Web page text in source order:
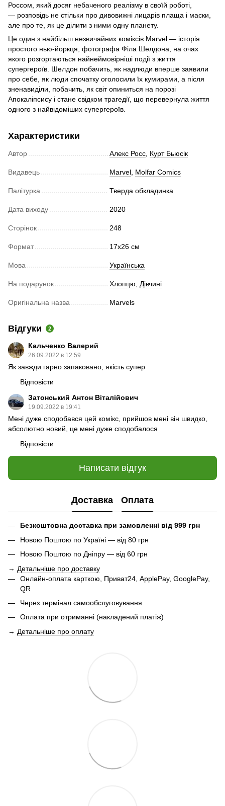
Россом, який досяг небаченого реалізму в своїй роботі,
— розповідь не стільки про дивовижні лицарів плаща і маски,
але про те, як це ділити з ними одну планету.
Це один з найбільш незвичайних коміксів Marvel — історія
простого нью-йоркця, фотографа Філа Шелдона, на очах
якого розгортаються найнеймовірніші події з життя
супергероїв. Шелдон побачить, як надлюди вперше заявили
про себе, як люди спочатку оголосили їх кумирами, а після
зненавиділи, побачить, як світ опиниться на порозі
Апокаліпсису і стане свідком трагедії, що перевернула життя
одного з найвідоміших супергероїв.
Характеристики
Автор Алекс Росс, Курт Бьюсік
Видавець Marvel, Molfar Comics
Палітурка Тверда обкладинка
Дата виходу 2020
Сторінок 248
Формат 17х26 см
Мова Українська
На подарунок Хлопцю, Дівчині
Оригінальна назва Marvels
Відгуки 2
Кальченко Валерий
26.09.2022 в 12:59
Як завжди гарно запаковано, якість супер
Відповісти
Затонський Антон Віталійович
19.09.2022 в 19:41
Мені дуже сподобався цей комікс, прийшов мені він швидко,
абсолютно новий, це мені дуже сподобалося
Відповісти
Написати відгук
Доставка Оплата
Безкоштовна доставка при замовленні від 999 грн
Новою Поштою по Україні — від 80 грн
Новою Поштою по Дніпру — від 60 грн
→ Детальніше про доставку
Онлайн-оплата карткою, Приват24, ApplePay, GooglePay,
QR
Через термінал самообслуговування
Оплата при отриманні (накладений платіж)
→ Детальніше про оплату